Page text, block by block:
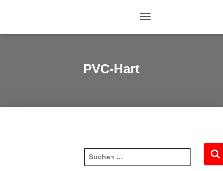
A
N
C
A
PVC-Hart